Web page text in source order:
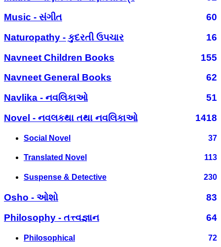
Music - સંગીત
60
Naturopathy - કુદરતી ઉપચાર
16
Navneet Children Books
155
Navneet General Books
62
Navlika - નવલિકાઓ
51
Novel - નવલકથા તથા નવલિકાઓ
1418
Social Novel 37
Translated Novel 113
Suspense & Detective 230
Osho - ઓશો
83
Philosophy - તત્ત્વજ્ઞાન
64
Philosophical 72